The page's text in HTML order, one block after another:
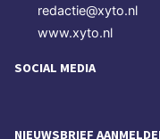
redactie@xyto.nl
www.xyto.nl
SOCIAL MEDIA
NIEUWSBRIEF